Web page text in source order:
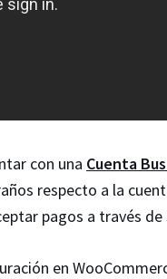
con una Cuenta
respecto a la
pagos a través
en